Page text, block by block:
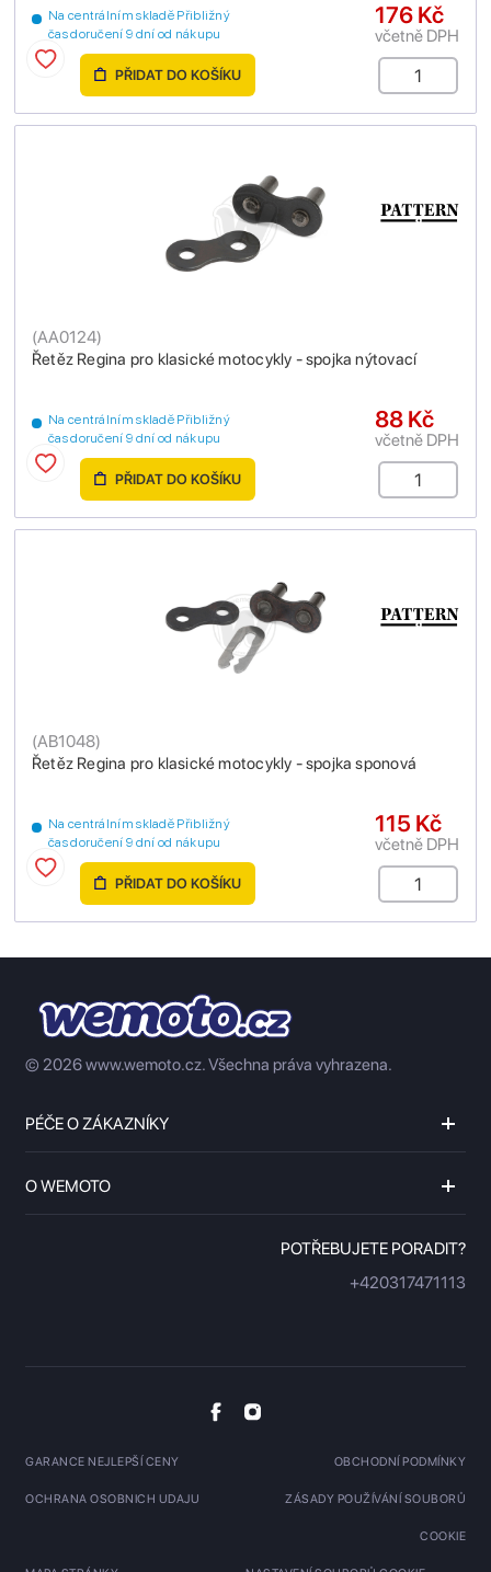
Na centrálním skladě Přibližný
čas doručení 9 dní od nákupu
176 Kč
včetně DPH
PŘIDAT DO KOŠÍKU
Řetěz Regina pro klasické motocykly - spojka nýtovací
(AA0124)
Na centrálním skladě Přibližný
čas doručení 9 dní od nákupu
88 Kč
včetně DPH
PŘIDAT DO KOŠÍKU
Řetěz Regina pro klasické motocykly - spojka sponová
(AB1048)
Na centrálním skladě Přibližný
čas doručení 9 dní od nákupu
115 Kč
včetně DPH
PŘIDAT DO KOŠÍKU
© 2026 www.wemoto.cz.Všechna práva vyhrazena.
PÉČE O ZÁKAZNÍKY
O WEMOTO
POTŘEBUJETE PORADIT?
+420317471113
GARANCE NEJLEPŠÍ CENY OBCHODNÍ PODMÍNKY
OCHRANA OSOBNICH UDAJU ZÁSADY POUŽÍVÁNÍ SOUBORŮ
COOKIE